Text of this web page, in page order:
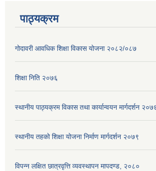
पाठ्यक्रम
गोदावरी आवधिक शिक्षा विकास योजना २०८२/०८७
शिक्षा निति २०७६
स्थानीय पाठ्यक्रम विकास तथा कार्यान्वयन मार्गदर्शन
स्थानीय तहको शिक्षा योजना निर्माण मार्गदर्शन २०७९
विपन्न लक्षित छात्रवृत्ति व्यवस्थापन मापदण्ड, २०८०